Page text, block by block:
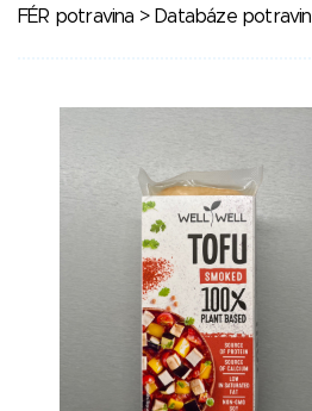
FÉR potravina > Databáze potravin